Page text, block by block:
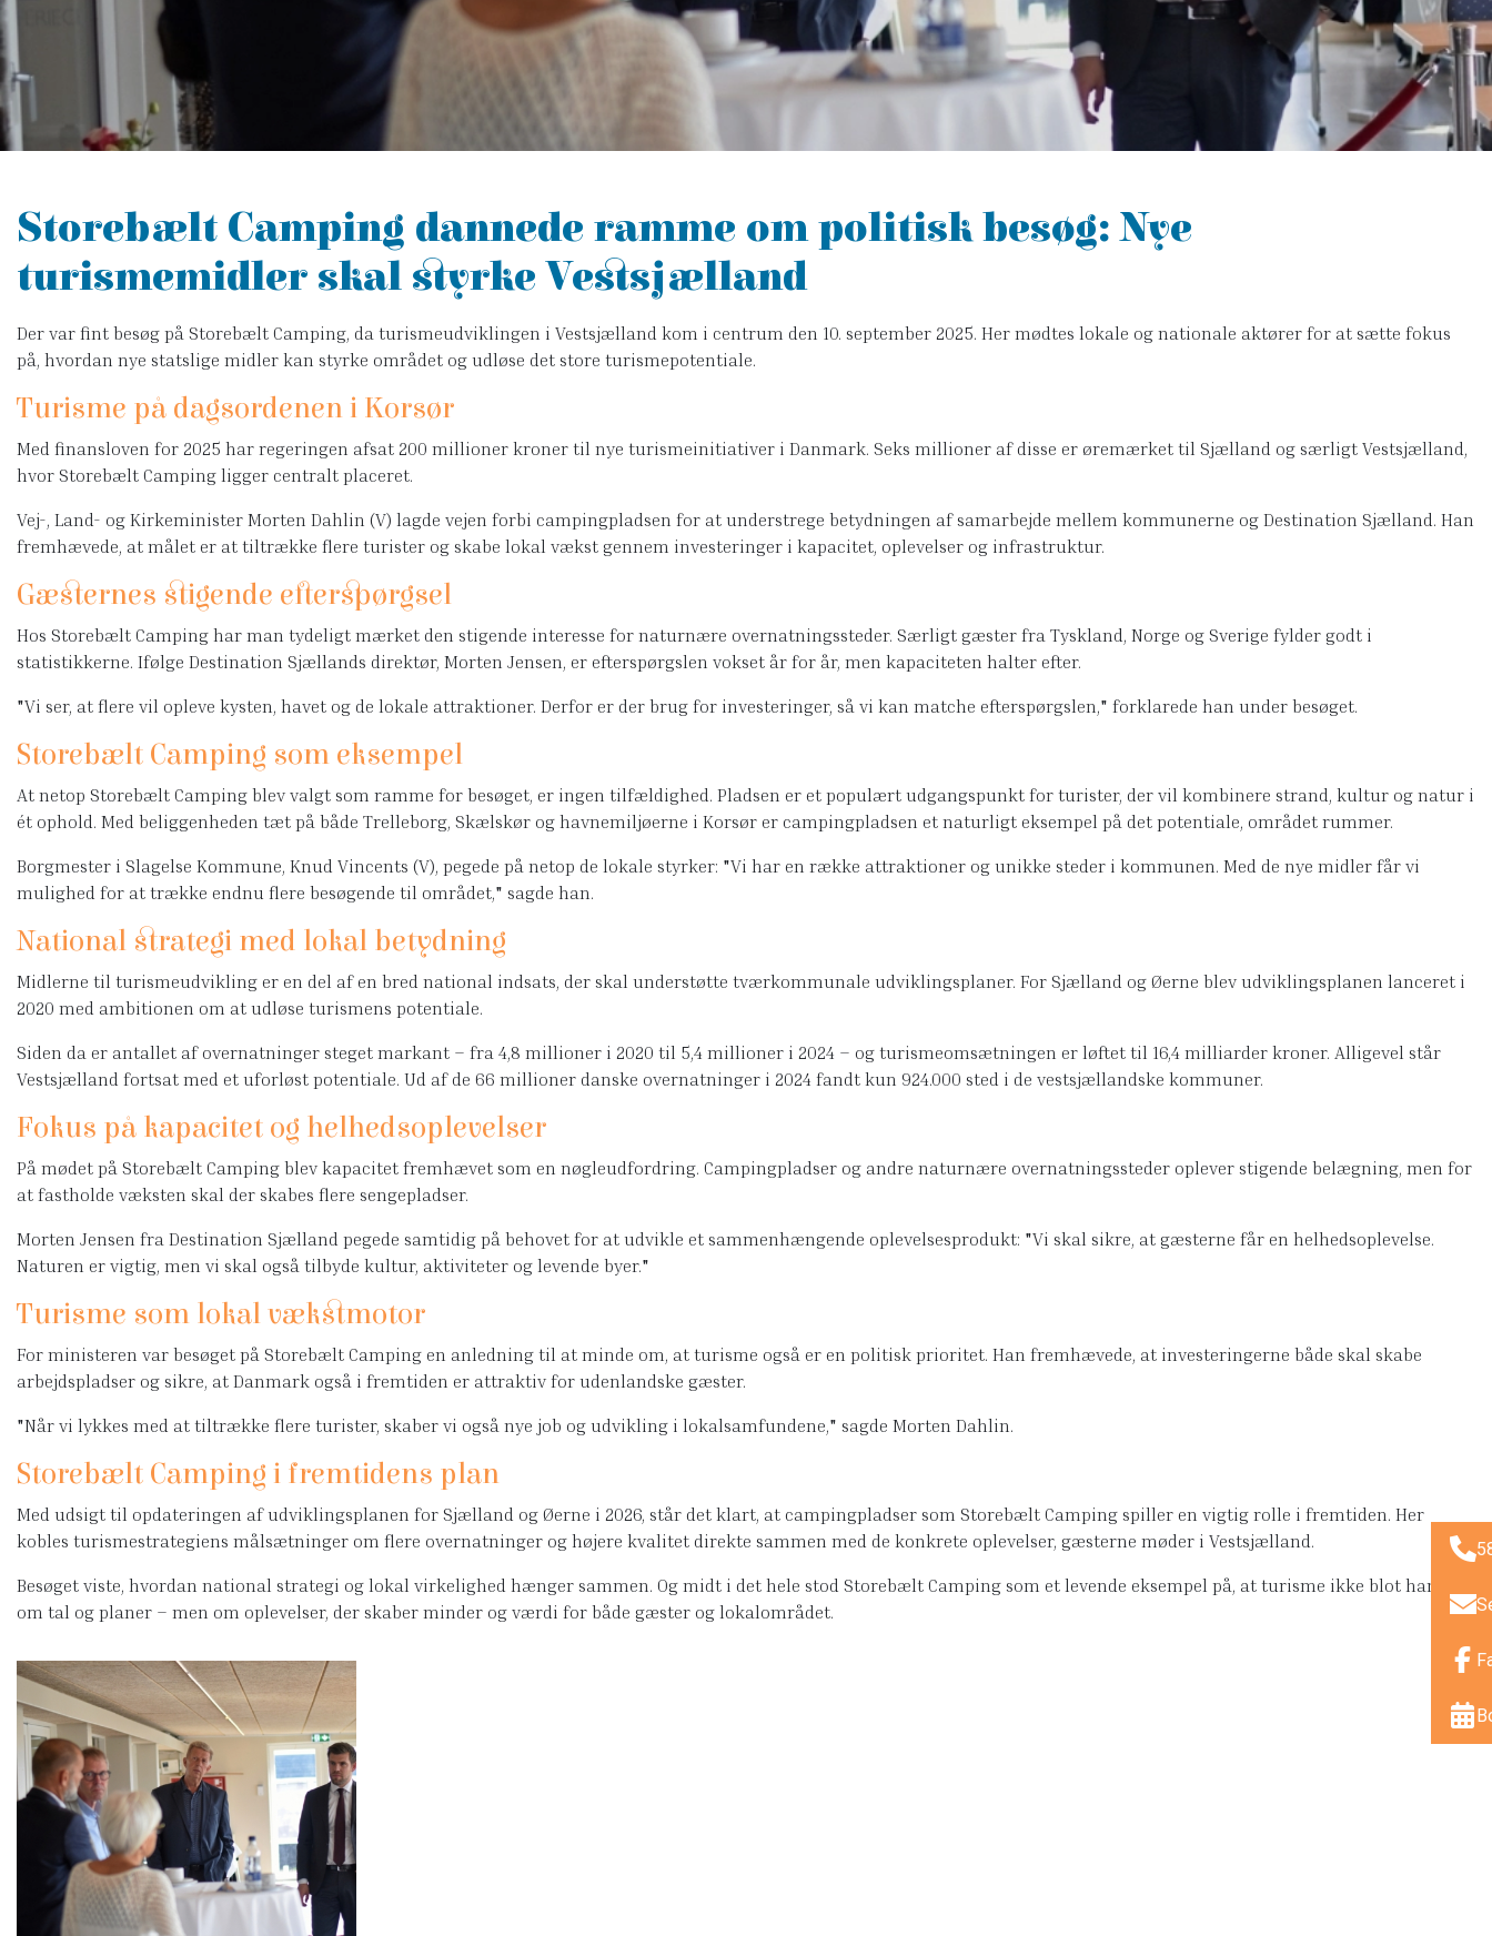
Storebælt Camping dannede ramme om politisk besøg: Nye
turismemidler skal styrke Vestsjælland
Der var fint besøg på Storebælt Camping, da turismeudviklingen i Vestsjælland kom i centrum den 10. september 2025. Her mødtes lokale og nationale aktører for at sætte fokus
på, hvordan nye statslige midler kan styrke området og udløse det store turismepotentiale.
Turisme på dagsordenen i Korsør
Med finansloven for 2025 har regeringen afsat 200 millioner kroner til nye turismeinitiativer i Danmark. Seks millioner af disse er øremærket til Sjælland og særligt Vestsjælland,
hvor Storebælt Camping ligger centralt placeret.
Vej-, Land- og Kirkeminister Morten Dahlin (V) lagde vejen forbi campingpladsen for at understrege betydningen af samarbejde mellem kommunerne og Destination Sjælland. Han
fremhævede, at målet er at tiltrække flere turister og skabe lokal vækst gennem investeringer i kapacitet, oplevelser og infrastruktur.
Gæsternes stigende efterspørgsel
Hos Storebælt Camping har man tydeligt mærket den stigende interesse for naturnære overnatningssteder. Særligt gæster fra Tyskland, Norge og Sverige fylder godt i
statistikkerne. Ifølge Destination Sjællands direktør, Morten Jensen, er efterspørgslen vokset år for år, men kapaciteten halter efter.
"Vi ser, at flere vil opleve kysten, havet og de lokale attraktioner. Derfor er der brug for investeringer, så vi kan matche efterspørgslen," forklarede han under besøget.
Storebælt Camping som eksempel
At netop Storebælt Camping blev valgt som ramme for besøget, er ingen tilfældighed. Pladsen er et populært udgangspunkt for turister, der vil kombinere strand, kultur og natur i
ét ophold. Med beliggenheden tæt på både Trelleborg, Skælskør og havnemiljøerne i Korsør er campingpladsen et naturligt eksempel på det potentiale, området rummer.
Borgmester i Slagelse Kommune, Knud Vincents (V), pegede på netop de lokale styrker: "Vi har en række attraktioner og unikke steder i kommunen. Med de nye midler får vi
mulighed for at trække endnu flere besøgende til området," sagde han.
National strategi med lokal betydning
Midlerne til turismeudvikling er en del af en bred national indsats, der skal understøtte tværkommunale udviklingsplaner. For Sjælland og Øerne blev udviklingsplanen lanceret i
2020 med ambitionen om at udløse turismens potentiale.
Siden da er antallet af overnatninger steget markant – fra 4,8 millioner i 2020 til 5,4 millioner i 2024 – og turismeomsætningen er løftet til 16,4 milliarder kroner. Alligevel står
Vestsjælland fortsat med et uforløst potentiale. Ud af de 66 millioner danske overnatninger i 2024 fandt kun 924.000 sted i de vestsjællandske kommuner.
Fokus på kapacitet og helhedsoplevelser
På mødet på Storebælt Camping blev kapacitet fremhævet som en nøgleudfordring. Campingpladser og andre naturnære overnatningssteder oplever stigende belægning, men for
at fastholde væksten skal der skabes flere sengepladser.
Morten Jensen fra Destination Sjælland pegede samtidig på behovet for at udvikle et sammenhængende oplevelsesprodukt: "Vi skal sikre, at gæsterne får en helhedsoplevelse.
Naturen er vigtig, men vi skal også tilbyde kultur, aktiviteter og levende byer."
Turisme som lokal vækstmotor
For ministeren var besøget på Storebælt Camping en anledning til at minde om, at turisme også er en politisk prioritet. Han fremhævede, at investeringerne både skal skabe
arbejdspladser og sikre, at Danmark også i fremtiden er attraktiv for udenlandske gæster.
"Når vi lykkes med at tiltrække flere turister, skaber vi også nye job og udvikling i lokalsamfundene," sagde Morten Dahlin.
Storebælt Camping i fremtidens plan
Med udsigt til opdateringen af udviklingsplanen for Sjælland og Øerne i 2026, står det klart, at campingpladser som Storebælt Camping spiller en vigtig rolle i fremtiden. Her
kobles turismestrategiens målsætninger om flere overnatninger og højere kvalitet direkte sammen med de konkrete oplevelser, gæsterne møder i Vestsjælland.
Besøget viste, hvordan national strategi og lokal virkelighed hænger sammen. Og midt i det hele stod Storebælt Camping som et levende eksempel på, at turisme ikke blot handler
om tal og planer – men om oplevelser, der skaber minder og værdi for både gæster og lokalområdet.